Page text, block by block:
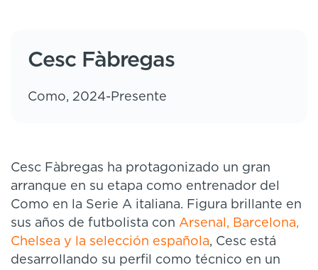
Cesc Fàbregas
Como, 2024-Presente
Cesc Fàbregas ha protagonizado un gran
arranque en su etapa como entrenador del
Como en la Serie A italiana. Figura brillante en
sus años de futbolista con Arsenal, Barcelona,
Chelsea y la selección española, Cesc está
desarrollando su perfil como técnico en un